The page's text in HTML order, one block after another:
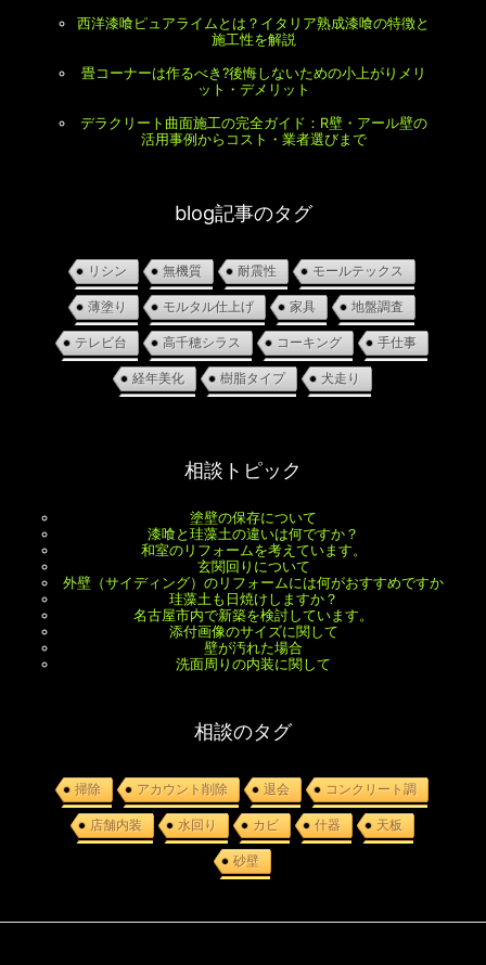
西洋漆喰ピュアライムとは？イタリア熟成漆喰の特徴と
施工性を解説
畳コーナーは作るべき?後悔しないための小上がりメリ
ット・デメリット
デラクリート曲面施工の完全ガイド：R壁・アール壁の
活用事例からコスト・業者選びまで
blog記事のタグ
リシン 無機質 耐震性 モールテックス
薄塗り モルタル仕上げ 家具 地盤調査
テレビ台 高千穂シラス コーキング 手仕事
経年美化 樹脂タイプ 犬走り
相談トピック
塗壁の保存について
漆喰と珪藻土の違いは何ですか？
和室のリフォームを考えています。
玄関回りについて
外壁（サイディング）のリフォームには何がおすすめですか
珪藻土も日焼けしますか？
名古屋市内で新築を検討しています。
添付画像のサイズに関して
壁が汚れた場合
洗面周りの内装に関して
相談のタグ
掃除 アカウント削除 退会 コンクリート調
店舗内装 水回り カビ 什器 天板
砂壁